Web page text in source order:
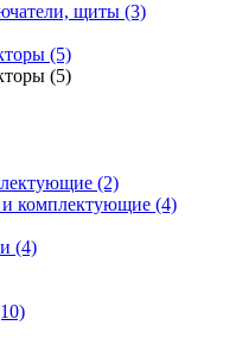
щиты (3)
(5)
(5)
(2)
и комплектующие (4)
(4)